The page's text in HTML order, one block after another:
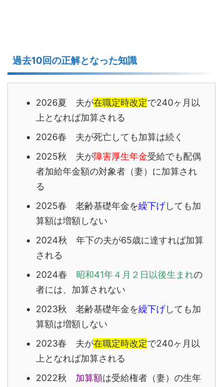
過去10回の正解となった知識
2026夏 夫が在職定時改定で240ヶ月以
上となれば加算される
2026春 夫が死亡しても加算は続く
2025秋 夫が障害厚生年金受給でも配偶
者加給年金額の対象者（妻）に加算され
る
2025春 老齢基礎年金を繰下げしても加
算額は増額しない
2024秋 年下の夫が65歳に達すれば加算
される
2024春 昭和41年４月２日以後生まれの
者には、加算されない
2023秋 老齢基礎年金を繰下げしても加
算額は増額しない
2023春 夫が在職定時改定で240ヶ月以
上となれば加算される
2022秋 加算額は受給権者（妻）の生年